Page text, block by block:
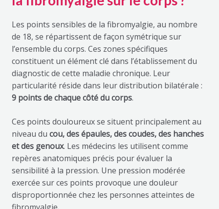
Les points sensibles de la fibromyalgie, au nombre
de 18, se répartissent de façon symétrique sur
l’ensemble du corps. Ces zones spécifiques
constituent un élément clé dans l’établissement du
diagnostic de cette maladie chronique. Leur
particularité réside dans leur distribution bilatérale :
9 points de chaque côté du corps.
Ces points douloureux se situent principalement au
niveau du cou, des épaules, des coudes, des hanches
et des genoux. Les médecins les utilisent comme
repères anatomiques précis pour évaluer la
sensibilité à la pression. Une pression modérée
exercée sur ces points provoque une douleur
disproportionnée chez les personnes atteintes de